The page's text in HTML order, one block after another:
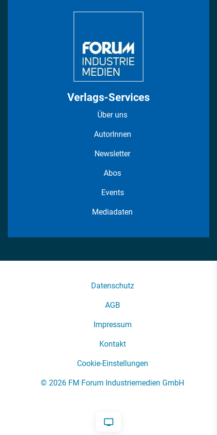
Verlags-Services
Über uns
AutorInnen
Newsletter
Abos
Events
Mediadaten
Datenschutz
AGB
Impressum
Kontakt
Cookie-Einstellungen
© 2026 FM Forum Industriemedien GmbH